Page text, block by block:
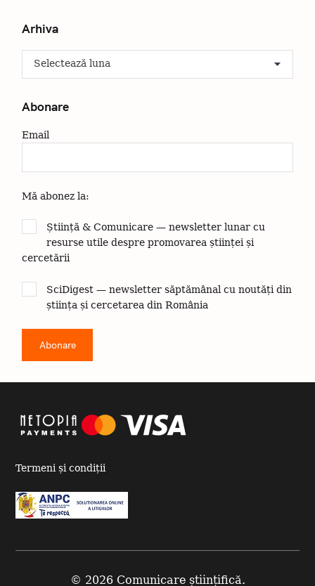
Arhiva
a
Abonare
Email
Mă abonez la:
Știință & Comunicare — newsletter lunar cu
resurse utile despre promovarea științei și
cercetării
SciDigest — newsletter săptămânal cu noutăți din
știința și cercetarea din România
Termeni și condiții
© 2026 Comunicare științifică.